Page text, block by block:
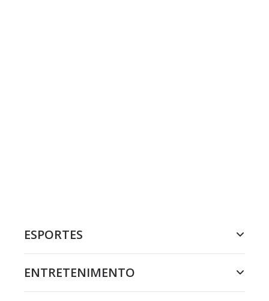
ESPORTES
ENTRETENIMENTO